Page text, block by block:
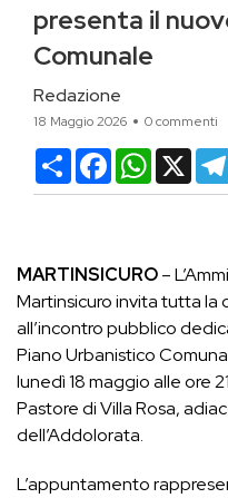
presenta il
Comunale
Redazione
18 Maggio 2026 0 commenti
CondividiFacebookX
MARTINSICURO–
Martinsicuro invita tutta
all’incontro pubblico
Piano Urbanistico
lunedì 18 maggio alle ore
Pastore di Villa Rosa,
dell’Addolorata.
L’appuntamento